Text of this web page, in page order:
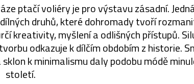
ptačí voliéry je pro výstavu zásadní.
druhů, které dohromady tvoří
kreativity, myšlení a odlišných přístupů.
odkazuje k dílčím obdobím z historie.
k minimalismu daly podobu módě
století.